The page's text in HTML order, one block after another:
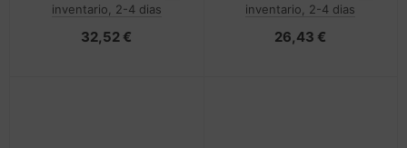
inventario, 2-4 dias
32,52 €
inventario, 2-4 dias
26,43 €